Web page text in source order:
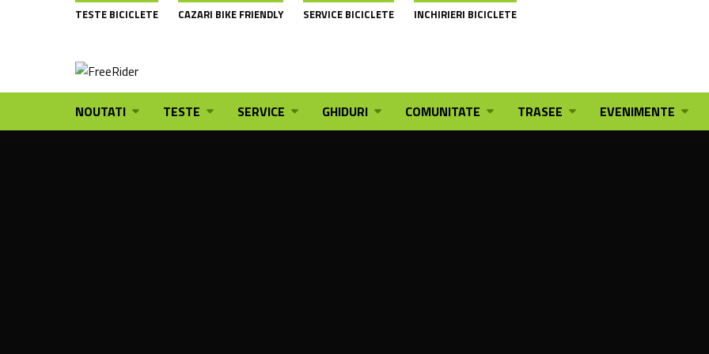
TESTE BICICLETE CAZARI BIKE FRIENDLY SERVICE BICICLETE INCHIRIERI BICICLETE
NOUTATI TESTE SERVICE GHIDURI COMUNITATE TRASEE EVENIMENTE